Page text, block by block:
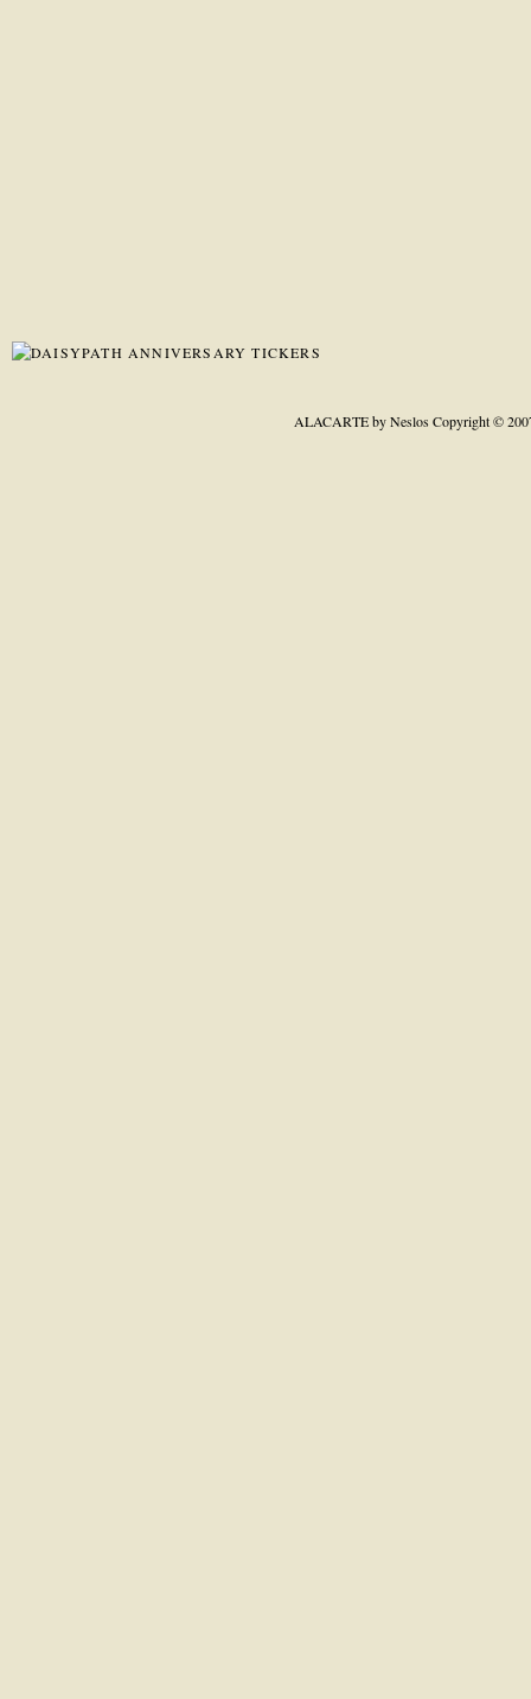
ALACARTE by NeslosCopyright ©